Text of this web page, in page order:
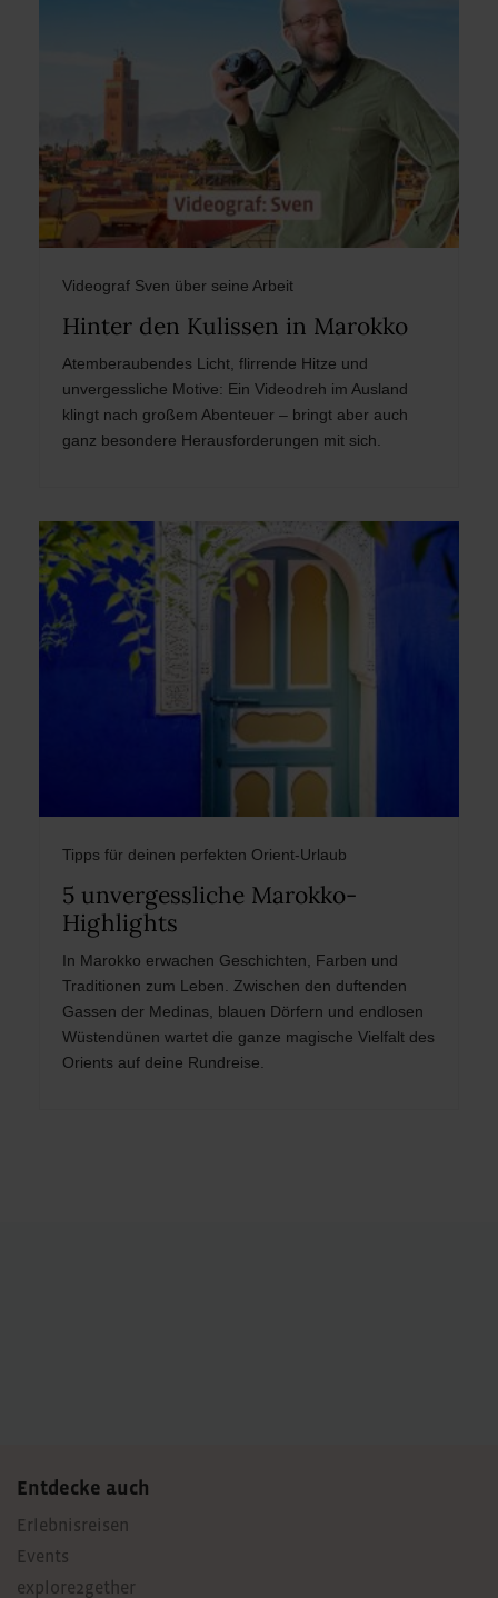
Videograf Sven über seine Arbeit
Hinter den Kulissen in Marokko
Atemberaubendes Licht, flirrende Hitze und
unvergessliche Motive: Ein Videodreh im Ausland
klingt nach großem Abenteuer – bringt aber auch
ganz besondere Herausforderungen mit sich.
Tipps für deinen perfekten Orient-Urlaub
5 unvergessliche Marokko-
Highlights
In Marokko erwachen Geschichten, Farben und
Traditionen zum Leben. Zwischen den duftenden
Gassen der Medinas, blauen Dörfern und endlosen
Wüstendünen wartet die ganze magische Vielfalt des
Orients auf deine Rundreise.
Entdecke auch
Erlebnisreisen
Events
explore2gether